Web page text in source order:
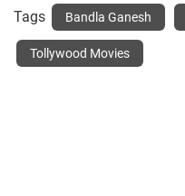
Tags Bandla Ganesh
Tollywood Movies